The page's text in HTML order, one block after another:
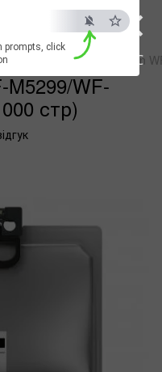
×
ESC
prompts, click
Картридж Epson
WF-
стр)